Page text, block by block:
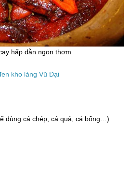
hấp dẫn ngon thơm
kho làng Vũ Đại
dùng cá chép, cá quả, cá bống…)